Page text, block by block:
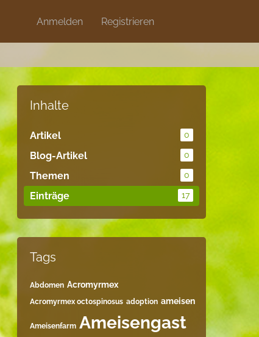
Anmelden Registrieren
Discord Artikel Blog
Inhalte
Artikel 0
Blog-Artikel 0
Themen 0
Einträge 17
Tags
Abdomen Acromyrmex
Acromyrmex octospinosus adoption ameisen
Ameisenfarm Ameisengast